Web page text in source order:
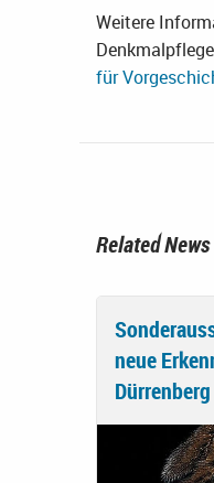
Weitere
für
Related News
neue
Dürrenberg